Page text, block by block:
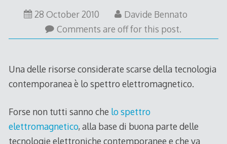
28 October 2010
October
Davide Bennato
Comments are off for this post.
Una delle risorse considerate scarse della tecnologia
contemporanea è lo spettro elettromagnetico.
Forse non tutti sanno che lo spettro
elettromagnetico, alla base di buona parte delle
tecnologie elettroniche contemporanee e che va